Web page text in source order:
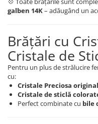
galben 14K– adăugând un
Brățări cu
Cristale de
Pentru un plus de strălucire
cu:
Cristale Preciosa
Cristale de sticlă
Perfect combinate cu bile